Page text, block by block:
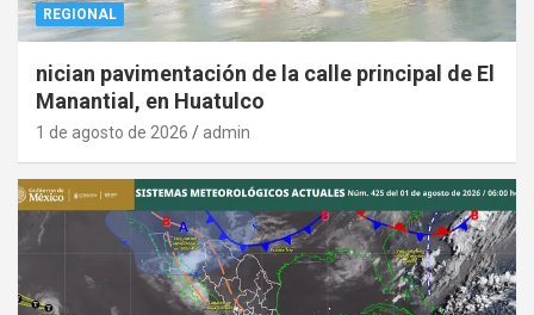
REGIONAL
nician pavimentación de la calle principal de El
Manantial, en Huatulco
1 de agosto de 2026 admin